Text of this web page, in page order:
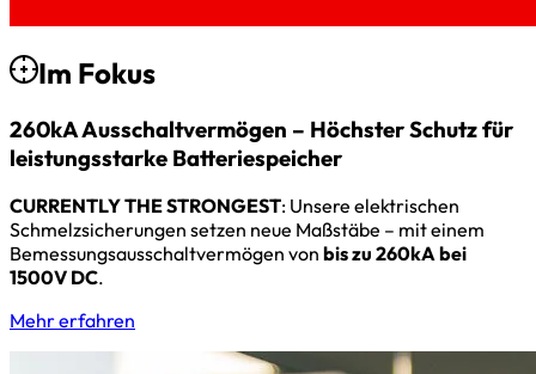
Im Fokus
260kA Ausschaltvermögen – Höchster Schutz für
leistungsstarke Batteriespeicher
CURRENTLY THE STRONGEST: Unsere elektrischen
Schmelzsicherungen setzen neue Maßstäbe – mit einem
Bemessungsausschaltvermögen von bis zu 260kA bei
1500V DC.
Mehr erfahren